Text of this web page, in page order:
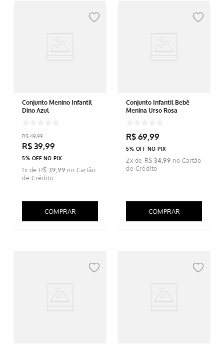
Conjunto Menino Infantil
Dino Azul
R$ 49,99
R$ 39,99
5% OFF NO PIX
1x de R$ 39,99
COMPRAR
Conjunto Infantil Bebê
Menina Urso Rosa
R$ 69,99
5% OFF NO PIX
2x de R$ 34,99
COMPRAR